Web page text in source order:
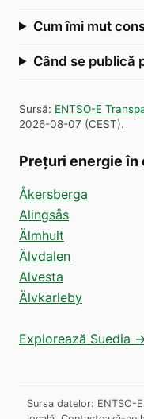
Cum îmi mut
Când se publică
Sursă: ENTSO-E
2026-08-07 (CEST).
Prețuri energie în
Åkersberga
Alingsås
Älmhult
Älvdalen
Alvesta
Älvkarleby
Explorează Suedia
Sursa datelor: ENTSO-